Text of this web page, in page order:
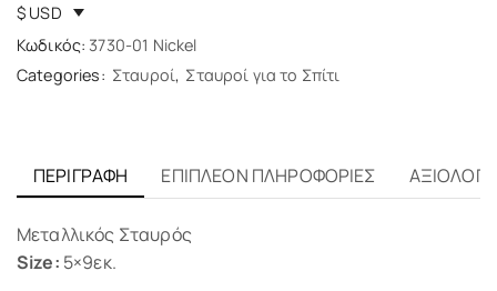
$ USD
Κωδικός: 3730-01 Nickel
Categories: Σταυροί, Σταυροί για το Σπίτι
ΠΕΡΙΓΡΑΦΉ ΕΠΙΠΛΈΟΝ ΠΛΗΡΟΦΟΡΊΕΣ
Μεταλλικός Σταυρός
Size: 5×9εκ.